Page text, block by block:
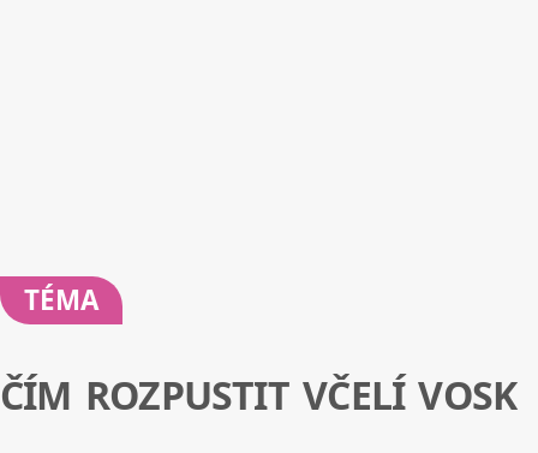
TÉMA
ČÍM ROZPUSTIT VČELÍ VOSK